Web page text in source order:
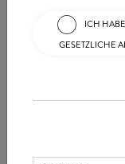
Die
ICH
GESETZLICHE